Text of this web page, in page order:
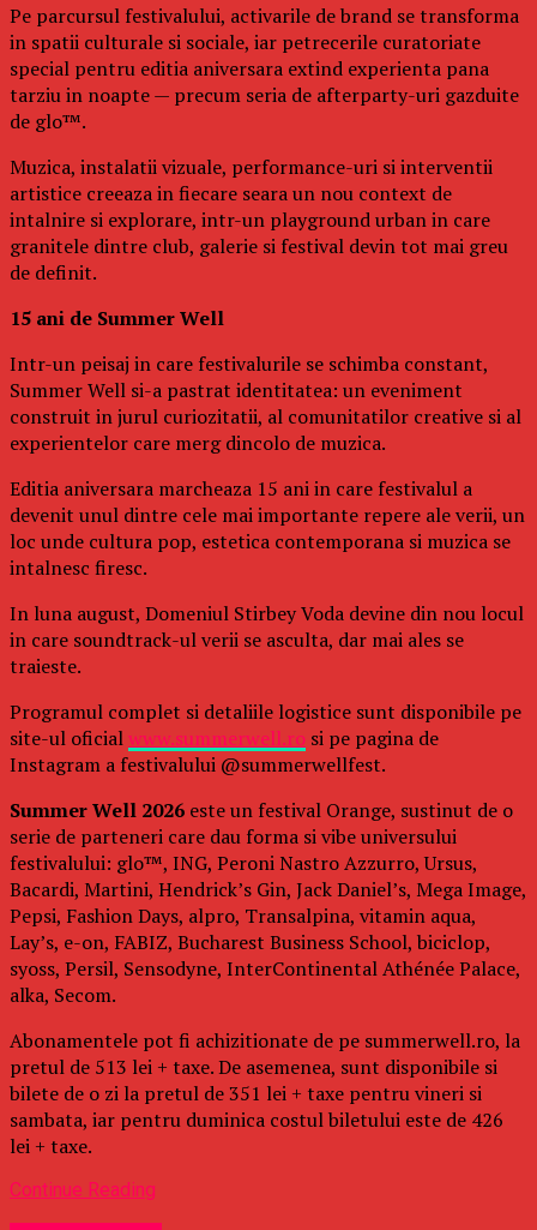
Pe parcursul festivalului, activarile de brand se transforma
in spatii culturale si sociale, iar petrecerile curatoriate
special pentru editia aniversara extind experienta pana
tarziu in noapte — precum seria de afterparty-uri gazduite
de glo™.
Muzica, instalatii vizuale, performance-uri si interventii
artistice creeaza in fiecare seara un nou context de
intalnire si explorare, intr-un playground urban in care
granitele dintre club, galerie si festival devin tot mai greu
de definit.
15 ani de Summer Well
Intr-un peisaj in care festivalurile se schimba constant,
Summer Well si-a pastrat identitatea: un eveniment
construit in jurul curiozitatii, al comunitatilor creative si al
experientelor care merg dincolo de muzica.
Editia aniversara marcheaza 15 ani in care festivalul a
devenit unul dintre cele mai importante repere ale verii, un
loc unde cultura pop, estetica contemporana si muzica se
intalnesc firesc.
In luna august, Domeniul Stirbey Voda devine din nou locul
in care soundtrack-ul verii se asculta, dar mai ales se
traieste.
Programul complet si detaliile logistice sunt disponibile pe
site-ul oficialwww.summerwell.ro si pe pagina de
Instagram a festivalului @summerwellfest.
Summer Well 2026 este un festival Orange, sustinut de o
serie de parteneri care dau forma si vibe universului
festivalului: glo™, ING, Peroni Nastro Azzurro, Ursus,
Bacardi, Martini, Hendrick’s Gin, Jack Daniel’s, Mega Image,
Pepsi, Fashion Days, alpro, Transalpina, vitamin aqua,
Lay’s, e-on, FABIZ, Bucharest Business School, biciclop,
syoss, Persil, Sensodyne, InterContinental Athénée Palace,
alka, Secom.
Abonamentele pot fi achizitionate de pe summerwell.ro, la
pretul de 513 lei + taxe. De asemenea, sunt disponibile si
bilete de o zi la pretul de 351 lei + taxe pentru vineri si
sambata, iar pentru duminica costul biletului este de 426
lei + taxe.
Continue Reading